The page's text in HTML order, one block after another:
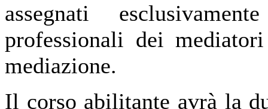
assegnati
professionali dei
mediazione.
Il corso abilitante avrà la